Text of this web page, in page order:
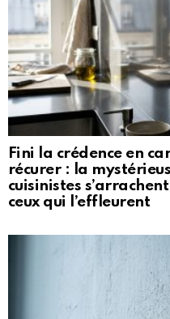
Fini la crédence en
récurer : la
cuisinistes
ceux qui l’effleurent